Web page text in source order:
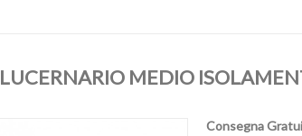
LUCERNARIO MEDIO
Consegna